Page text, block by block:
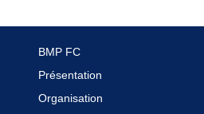
Planning
Média
BMP FC
Présentation
Organisation